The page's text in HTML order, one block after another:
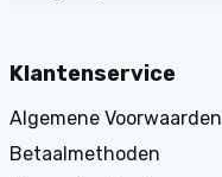
Klantenservice
Algemene Voorwaarden
Betaalmethoden